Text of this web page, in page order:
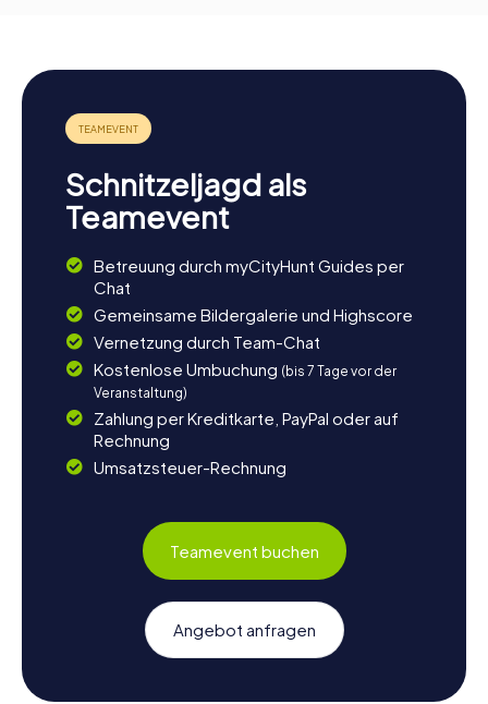
Schnitzeljagd als
Teamevent
Betreuung durch myCityHunt Guides per
Chat
Gemeinsame Bildergalerie und Highscore
Vernetzung durch Team-Chat
Kostenlose Umbuchung (bis 7 Tage vor der
Veranstaltung)
Zahlung per Kreditkarte, PayPal oder auf
Rechnung
Umsatzsteuer-Rechnung
Teamevent buchen
Angebot anfragen